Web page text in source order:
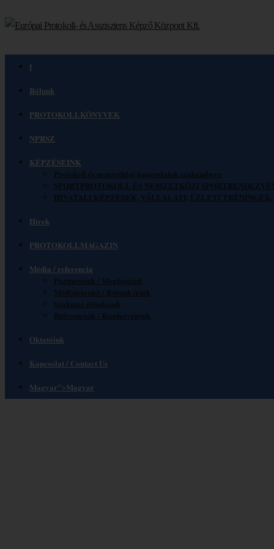
f
Rólunk
PROTOKOLLKÖNYVEK
NPRSZ
KÉPZÉSEINK
Protokoll és nemzetközi kapcsolatok szakembere
SPORTPROTOKOLL ÉS NEMZETKÖZI
HIVATALI KÉPZÉSEK, VÁLLALATI, ÜZLETI TRÉNINGEK,
Hírek
PROTOKOLLMAGAZIN
Média / referencia
Partnereink / Megbízóink
Médiajelenlét / Rólunk írták
Szakmai előadások
Referenciák / Rendezvények
Oktatóink
Kapcsolat / Contact Us
Magyar">Magyar